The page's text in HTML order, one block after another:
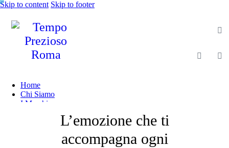
Skip to content Skip to footer
Home
Chi Siamo
I Marchi
L’emozione che ti
accompagna ogni